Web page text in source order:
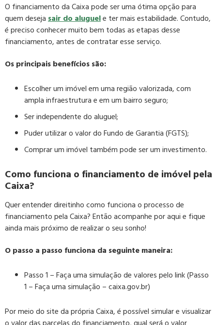
O financiamento da Caixa pode ser uma ótima opção para
quem desejasair do aluguele ter mais estabilidade. Contudo,
é preciso conhecer muito bem todas as etapas desse
financiamento, antes de contratar esse serviço.
Os principais benefícios são:
Escolher um imóvel em uma região valorizada, com
ampla infraestrutura e em um bairro seguro;
Ser independente do aluguel;
Puder utilizar o valor do Fundo de Garantia (FGTS);
Comprar um imóvel também pode ser um investimento.
Como funciona o financiamento de imóvel pela
Caixa?
Quer entender direitinho como funciona o processo de
financiamento pela Caixa? Então acompanhe por aqui e fique
ainda mais próximo de realizar o seu sonho!
O passo a passo funciona da seguinte maneira:
Passo 1 – Faça uma simulação de valores pelo link (Passo
1 – Faça uma simulação – caixa.gov.br)
Por meio do site da própria Caixa, é possível simular e visualizar